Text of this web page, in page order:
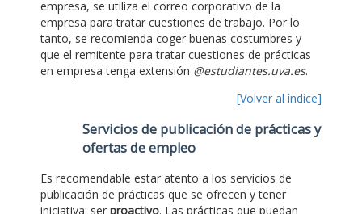
empresa, se utiliza el correo corporativo de la
empresa para tratar cuestiones de trabajo. Por lo
tanto, se recomienda coger buenas costumbres y
que el remitente para tratar cuestiones de prácticas
en empresa tenga extensión @estudiantes.uva.es.
[Volver al índice]
Servicios de publicación de prácticas y
ofertas de empleo
Es recomendable estar atento a los servicios de
publicación de prácticas que se ofrecen y tener
iniciativa: ser proactivo. Las prácticas que puedan